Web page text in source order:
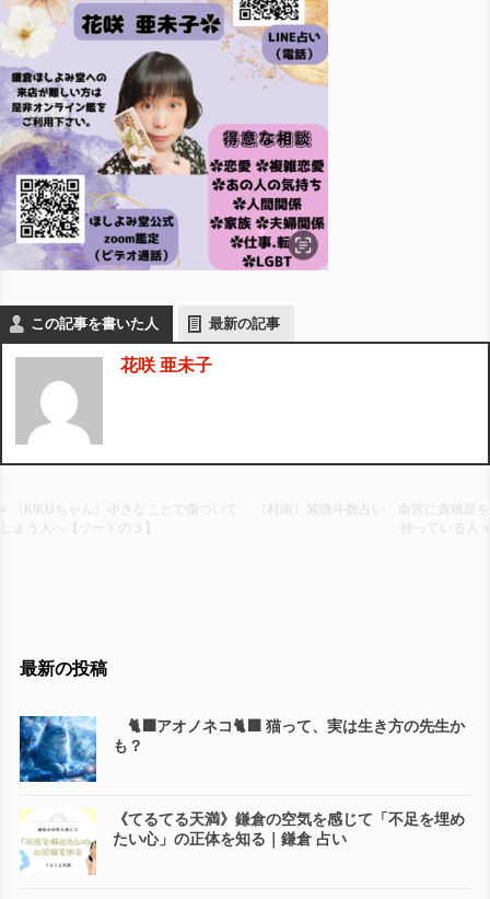
この記事を書いた人 最新の記事
花咲 亜未子
« 《KIKUちゃん》小さなことで傷ついて
しまう人へ【ソードの３】
《村雨》紫微斗数占い 命宮に貪狼星を
持っている人 »
最新の投稿
🐈‍⬛アオノネコ🐈‍⬛ 猫って、実は生き方の先生か
も？
《てるてる天満》鎌倉の空気を感じて「不足を埋め
たい心」の正体を知る｜鎌倉 占い